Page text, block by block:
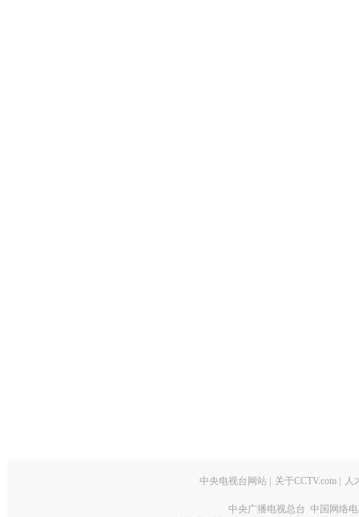
中央电视台网站 关于CCTV.com 人
中央广播电视总台 中国网络